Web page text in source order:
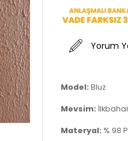
Yorum
Model: Bluz
Mevsim:
Materyal: % 98